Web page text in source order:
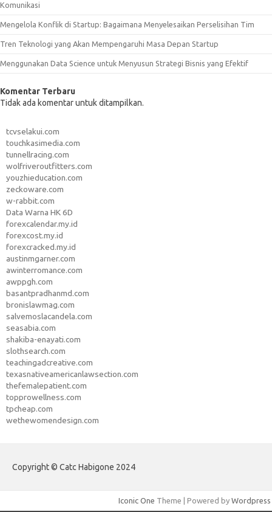
Komunikasi
Mengelola Konflik di Startup: Bagaimana Menyelesaikan Perselisihan Tim
Tren Teknologi yang Akan Mempengaruhi Masa Depan Startup
Menggunakan Data Science untuk Menyusun Strategi Bisnis yang Efektif
Komentar Terbaru
Tidak ada komentar untuk ditampilkan.
tcvselakui.com
touchkasimedia.com
tunnellracing.com
wolfriveroutfitters.com
youzhieducation.com
zeckoware.com
w-rabbit.com
Data Warna HK 6D
forexcalendar.my.id
forexcost.my.id
forexcracked.my.id
austinmgarner.com
awinterromance.com
awppgh.com
basantpradhanmd.com
bronislawmag.com
salvemoslacandela.com
seasabia.com
shakiba-enayati.com
slothsearch.com
teachingadcreative.com
texasnativeamericanlawsection.com
thefemalepatient.com
topprowellness.com
tpcheap.com
wethewomendesign.com
Copyright © Catc Habigone 2024
Iconic One Theme | Powered by Wordpress